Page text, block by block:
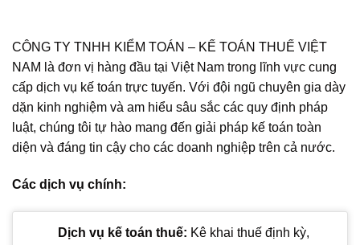
CÔNG TY TNHH KIỂM TOÁN – KẾ TOÁN THUẾ VIỆT
NAM là đơn vị hàng đầu tại Việt Nam trong lĩnh vực cung
cấp dịch vụ kế toán trực tuyến. Với đội ngũ chuyên gia dày
dặn kinh nghiệm và am hiểu sâu sắc các quy định pháp
luật, chúng tôi tự hào mang đến giải pháp kế toán toàn
diện và đáng tin cậy cho các doanh nghiệp trên cả nước.
Các dịch vụ chính:
Dịch vụ kế toán thuế: Kê khai thuế định kỳ,